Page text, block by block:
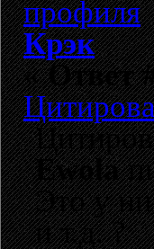
Крэк
«Ответ
Ewola
Это у
и т.д. ?